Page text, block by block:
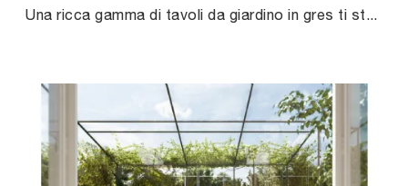
Una ricca gamma di tavoli da giardino in gres ti sta aspettando nel nostro punto vendita: clicca e scopri il modello Tavolo Isamu di Ditre Italia.